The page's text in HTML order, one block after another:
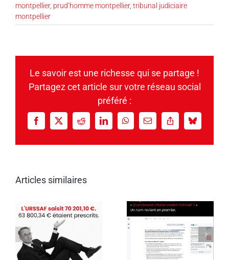
montpellier, prud’homme montpellier, tribunal judiciaire
montpellier
Le savoir est une richesse qui se partage !
Partagez cet article sur votre réseau social
préféré :
Facebook
X RedditLinkedInWhatsApp
Email
Copy
Bluesky
Articles similaires